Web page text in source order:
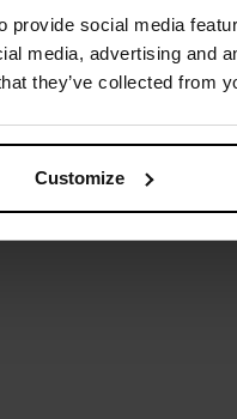
social media
media, advertising and
they’ve collected from
Customize